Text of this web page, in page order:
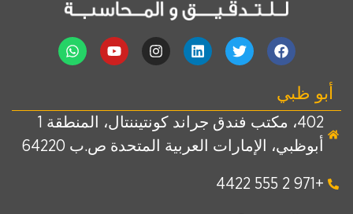
أبو ظبي
402، مكتب فندق جراند كونتيننتال، المنطقة 1
أبوظبي، الإمارات العربية المتحدة ص.ب 64220
+971 2 555 4422